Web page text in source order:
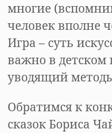
многие
человек вполне
Игра – суть
важно в детском
уводящий
Обратимся к
сказок Бориса